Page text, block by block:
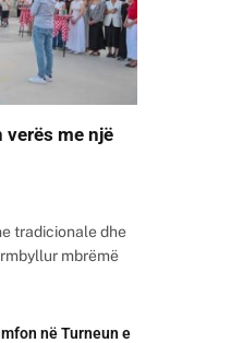
me një
tradicionale dhe
mbrëmë
në Turneun e